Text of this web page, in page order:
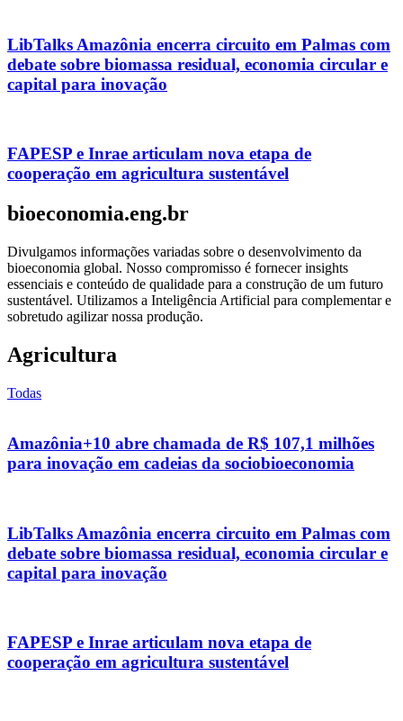
LibTalks Amazônia encerra circuito em Palmas com
debate sobre biomassa residual, economia circular e
capital para inovação
FAPESP e Inrae articulam nova etapa de
cooperação em agricultura sustentável
bioeconomia.eng.br
Divulgamos informações variadas sobre o desenvolvimento da
bioeconomia global. Nosso compromisso é fornecer insights
essenciais e conteúdo de qualidade para a construção de um futuro
sustentável. Utilizamos a Inteligência Artificial para complementar e
sobretudo agilizar nossa produção.
Agricultura
Todas
Amazônia+10 abre chamada de R$ 107,1 milhões
para inovação em cadeias da sociobioeconomia
LibTalks Amazônia encerra circuito em Palmas com
debate sobre biomassa residual, economia circular e
capital para inovação
FAPESP e Inrae articulam nova etapa de
cooperação em agricultura sustentável